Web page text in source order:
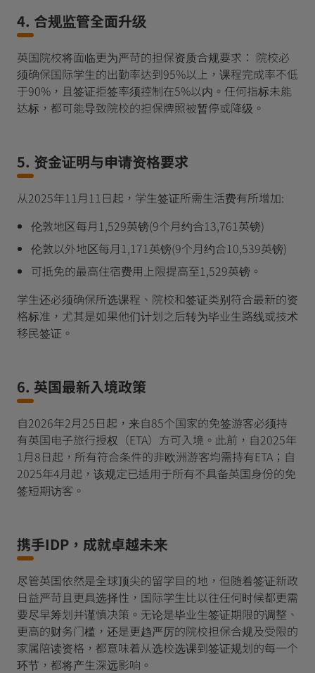
4. 合规监管全面升级
英国院校将面临更为严苛的担保资质合规要求： 院校必
须确保国际学生的出勤率达到95%以上，课程完成率不低
于90%，且签证拒签率须控制在5%以内。任何指标未能
达标，都可能导致院校的担保牌照被暂停或降级。
5. 资金证明与申请资格要求
从2025年11月11日起，学生签证所需生活费有所增加:
伦敦地区每月1,529英镑(9个月约合13,761英镑)
伦敦以外地区每月1,171英镑(9个月约合10,539英镑)
可抵免的最高住宿费用上限提高至1,529英镑。
学生还必须确保所选课程、院校和签证类别符合最新的资
格标准，尤其是如果他们计划之后转为毕业生路线或技术
移民签证。
6. 英国最新入境政策
自2026年2月25日起，来自85个国家的免签游客必须持
有英国电子旅行授权（ETA）方可入境。此前，自2025年
1月8日起，所有符合条件的非欧洲游客均需持有ETA；自
2025年4月起，该规定已适用于所有不具备英国身份的免
签短期访客。
携手IDP，成就卓越未来
尽管英国依然是全球顶尖的留学目的地，但随着签证新政
日益严苛且更具选择性，国际学生比以往任何时候都更需
要尽早筹划并谨慎决策。无论是毕业生签证期限的调整、
更高的财务门槛，还是更趋严厉的院校担保合规及受限的
家属陪读资格，都意味着从选校选课到签证规划的每一个
环节，都将产生深远影响。